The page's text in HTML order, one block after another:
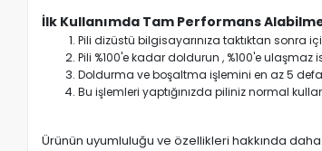
İlk Kullanımda Tam Performans
Pili dizüstü bilgisayarınıza taktıktan sonra
Pili %100'e kadar doldurun , %100'e ulaşmaz
Doldurma ve boşaltma işlemini en az 5
Bu işlemleri yaptığınızda piliniz normal
Ürünün uyumluluğu ve özellikleri hakkında